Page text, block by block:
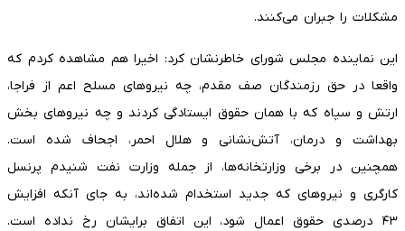
مشکلات را جبران می‌کنند.
این نماینده مجلس شورای خاطرنشان کرد: اخیرا هم مشاهده کردم که
واقعا در حق رزمندگان صف مقدم، چه نیروهای مسلح اعم از فراجا،
ارتش و سپاه که با همان حقوق ایستادگی کردند و چه نیروهای بخش
بهداشت و درمان، آتش‌نشانی و هلال احمر، اجحاف شده است.
همچنین در برخی وزارتخانه‌ها، از جمله وزارت نفت شنیدم پرنسل
کارگری و نیروهای که جدید استخدام شده‌اند، به جای آنکه افزایش
۴۳ درصدی حقوق اعمال شود، این اتفاق برایشان رخ نداده است.